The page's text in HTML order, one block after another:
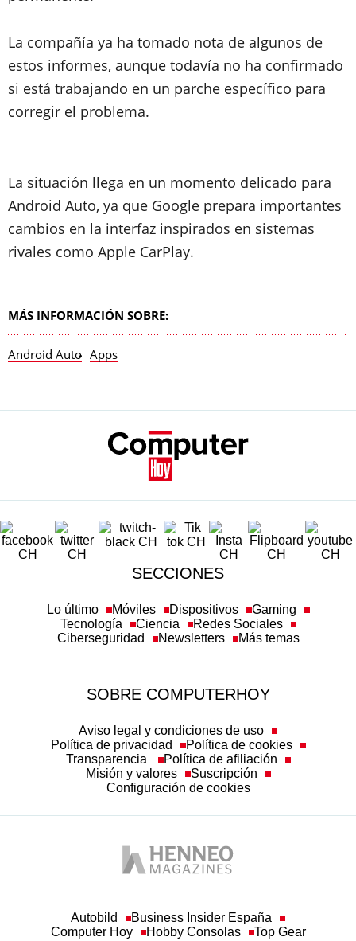
La compañía ya ha tomado nota de algunos de
estos informes, aunque todavía no ha confirmado
si está trabajando en un parche específico para
corregir el problema.
La situación llega en un momento delicado para
Android Auto, ya que Google prepara importantes
cambios en la interfaz inspirados en sistemas
rivales como Apple CarPlay.
MÁS INFORMACIÓN SOBRE:
Android Auto Apps
SECCIONES
Tecnología
Ciencia
Redes Sociales
Ciberseguridad
Newsletters Más temas
Política de privacidad
Política de cookies
Transparencia
Política de afiliación
Misión y valores
Suscripción
Configuración de cookies
Computer Hoy
Hobby Consolas Top Gear